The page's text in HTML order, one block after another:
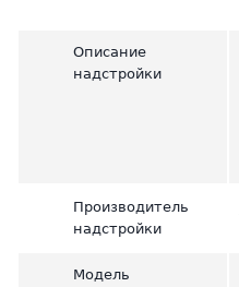
Описание
надстройки
Производитель
надстройки
Модель